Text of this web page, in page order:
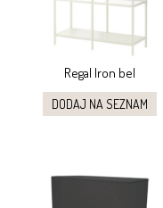
Regal Iron bel
DODAJ NA SEZNAM